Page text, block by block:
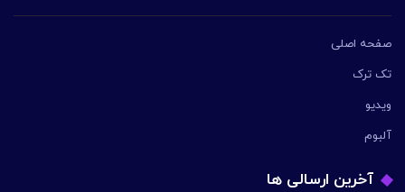
صفحه اصلی
تک ترک
ویدیو
آلبوم
آخرین ارسالی ها